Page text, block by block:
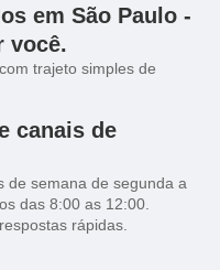
em São Paulo -
você.
trajeto simples de
canais de
de semana de segunda a
das 8:00 as 12:00.
rápidas.